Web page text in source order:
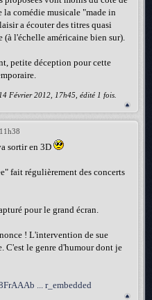
la comédie musicale "made in
a écouter des titres quasi
l'échelle américaine bien sur).
petite déception pour cette
Février 2012, 17h45, édité 1 fois.
sortir en 3D
fait régulièrement des concerts
pour le grand écran.
! L'intervention de sue
C'est le genre d'humour dont je
... r_embedded